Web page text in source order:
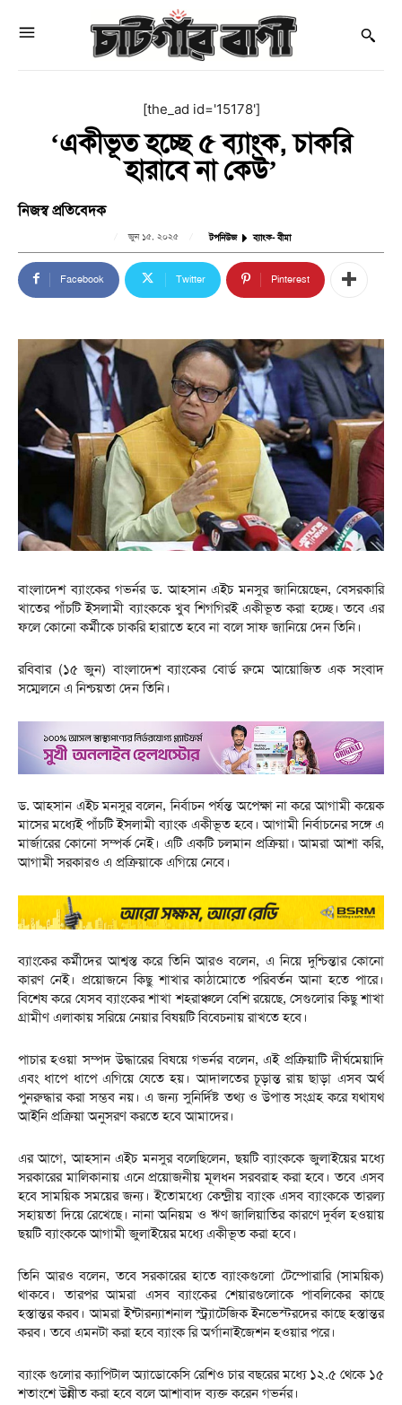
[the_ad id='15178']
‘একীভূত হচ্ছে ৫ ব্যাংক, চাকরি
হারাবে না কেউ’
নিজস্ব প্রতিবেদক
জুন ১৫, ২০২৫ টপনিউজ ব্যাংক- বীমা
Facebook Twitter Pinterest
বাংলাদেশ ব্যাংকের গভর্নর ড. আহসান এইচ মনসুর জানিয়েছেন, বেসরকারি
খাতের পাঁচটি ইসলামী ব্যাংককে খুব শিগগিরই একীভূত করা হচ্ছে। তবে এর
ফলে কোনো কর্মীকে চাকরি হারাতে হবে না বলে সাফ জানিয়ে দেন তিনি।
রবিবার (১৫ জুন) বাংলাদেশ ব্যাংকের বোর্ড রুমে আয়োজিত এক সংবাদ
সম্মেলনে এ নিশ্চয়তা দেন তিনি।
ড. আহসান এইচ মনসুর বলেন, নির্বাচন পর্যন্ত অপেক্ষা না করে আগামী কয়েক
মাসের মধ্যেই পাঁচটি ইসলামী ব্যাংক একীভূত হবে। আগামী নির্বাচনের সঙ্গে এ
মার্জারের কোনো সম্পর্ক নেই। এটি একটি চলমান প্রক্রিয়া। আমরা আশা করি,
আগামী সরকারও এ প্রক্রিয়াকে এগিয়ে নেবে।
ব্যাংকের কর্মীদের আশ্বস্ত করে তিনি আরও বলেন, এ নিয়ে দুশ্চিন্তার কোনো
কারণ নেই। প্রয়োজনে কিছু শাখার কাঠামোতে পরিবর্তন আনা হতে পারে।
বিশেষ করে যেসব ব্যাংকের শাখা শহরাঞ্চলে বেশি রয়েছে, সেগুলোর কিছু শাখা
গ্রামীণ এলাকায় সরিয়ে নেয়ার বিষয়টি বিবেচনায় রাখতে হবে।
পাচার হওয়া সম্পদ উদ্ধারের বিষয়ে গভর্নর বলেন, এই প্রক্রিয়াটি দীর্ঘমেয়াদি
এবং ধাপে ধাপে এগিয়ে যেতে হয়। আদালতের চূড়ান্ত রায় ছাড়া এসব অর্থ
পুনরুদ্ধার করা সম্ভব নয়। এ জন্য সুনির্দিষ্ট তথ্য ও উপাত্ত সংগ্রহ করে যথাযথ
আইনি প্রক্রিয়া অনুসরণ করতে হবে আমাদের।
এর আগে, আহসান এইচ মনসুর বলেছিলেন, ছয়টি ব্যাংককে জুলাইয়ের মধ্যে
সরকারের মালিকানায় এনে প্রয়োজনীয় মূলধন সরবরাহ করা হবে। তবে এসব
হবে সাময়িক সময়ের জন্য। ইতোমধ্যে কেন্দ্রীয় ব্যাংক এসব ব্যাংককে তারল্য
সহায়তা দিয়ে রেখেছে। নানা অনিয়ম ও ঋণ জালিয়াতির কারণে দুর্বল হওয়ায়
ছয়টি ব্যাংককে আগামী জুলাইয়ের মধ্যে একীভূত করা হবে।
তিনি আরও বলেন, তবে সরকারের হাতে ব্যাংকগুলো টেম্পোরারি (সাময়িক)
থাকবে। তারপর আমরা এসব ব্যাংকের শেয়ারগুলোকে পাবলিকের কাছে
হস্তান্তর করব। আমরা ইন্টারন্যাশনাল স্ট্র্যাটেজিক ইনভেস্টরদের কাছে হস্তান্তর
করব। তবে এমনটা করা হবে ব্যাংক রি অর্গানাইজেশন হওয়ার পরে।
ব্যাংক গুলোর ক্যাপিটাল অ্যাডোকেসি রেশিও চার বছরের মধ্যে ১২.৫ থেকে ১৫
শতাংশে উন্নীত করা হবে বলে আশাবাদ ব্যক্ত করেন গভর্নর।